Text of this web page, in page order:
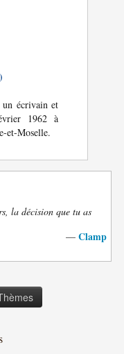
écrivain et
1962 à
et-Moselle.
la décision que tu as
— Clamp